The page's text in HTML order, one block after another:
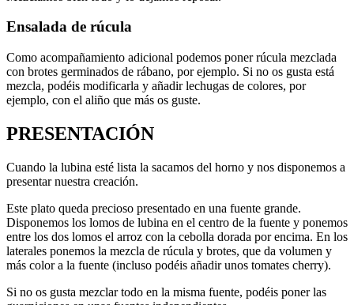
Ensalada de rúcula
Como acompañamiento adicional podemos poner rúcula mezclada
con brotes germinados de rábano, por ejemplo. Si no os gusta está
mezcla, podéis modificarla y añadir lechugas de colores, por
ejemplo, con el aliño que más os guste.
PRESENTACIÓN
Cuando la lubina esté lista la sacamos del horno y nos disponemos a
presentar nuestra creación.
Este plato queda precioso presentado en una fuente grande.
Disponemos los lomos de lubina en el centro de la fuente y ponemos
entre los dos lomos el arroz con la cebolla dorada por encima. En los
laterales ponemos la mezcla de rúcula y brotes, que da volumen y
más color a la fuente (incluso podéis añadir unos tomates cherry).
Si no os gusta mezclar todo en la misma fuente, podéis poner las